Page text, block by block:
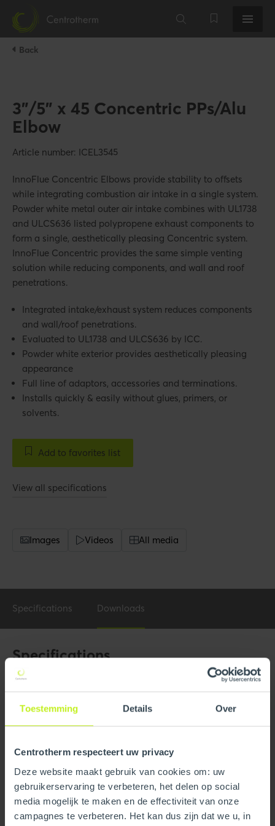
Toestemming Details Over
Centrotherm respecteert uw privacy
Deze website maakt gebruik van cookies om: uw
gebruikerservaring te verbeteren, het delen op social
media mogelijk te maken en de effectiviteit van onze
campagnes te verbeteren. Het kan dus zijn dat we u, in
Back
3"/5" x 45 Concentric PPs/Alu
Elbow
Article number: ICEL3545
InnoFlue Concentric Elbows provide stability to offsets
while integrating combustion air intake in a single system.
Powder white metal outer air intake combines with UL1738
and ULCS636 listed polypropene exhaust components to
form a single, aesthetically pleasing Concentric system.
InnoFlue Concentric provides the same simple venting
solution while reducing components, and wall and roof
penetrations.
Integrated intake/exhaust system reduces components
and wall/roof penetrations.
Evaluated to UL1738 and ULCS636 by ICC.
Powder white exterior provides aesthetically pleasing
appearance
Full line of adaptors, accessories and terminations.
Installs quickly & easily without glues, primers, or
solvents.
Add to favorites list
View all specifications
Images Videos All media
Specifications Downloads
Specifications
Product Name
3"/5" x 45 Concentric PPs/Alu
Trade name InnoFlue
GTIN 0815010011850
Part number 250405308390